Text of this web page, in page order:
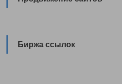
Биржа ссылок